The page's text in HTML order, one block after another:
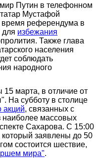
Путин в телефонном
Мустафой
референдума в
для избежания
Также глава
населения
соблюдать
народного
марта, в отличие от
На субботу в столице
акций, связанных с
наиболее массовых
Сахарова. С 15:00
который заявлены до 50
состоится шествие,
мира".